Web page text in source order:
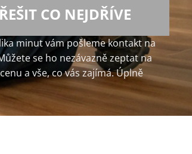
CO NEJDŘÍVE
minut vám pošleme kontakt na
se ho nezávazně zeptat na
a vše, co vás zajímá. Úplně